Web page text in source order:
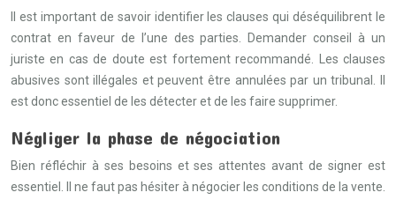
Il est important de savoir identifier les clauses qui déséquilibrent le
contrat en faveur de l’une des parties. Demander conseil à un
juriste en cas de doute est fortement recommandé. Les clauses
abusives sont illégales et peuvent être annulées par un tribunal. Il
est donc essentiel de les détecter et de les faire supprimer.
Négliger la phase de négociation
Bien réfléchir à ses besoins et ses attentes avant de signer est
essentiel. Il ne faut pas hésiter à négocier les conditions de la vente.